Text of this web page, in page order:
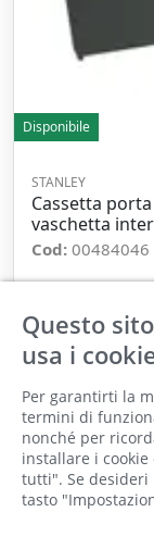
Il punto
saranno chiusi
2026 compresi.
Disponibile
STANLEY
Cassetta
vaschetta
Cod: 00484046
−
Questo sito
usa i
Per garantirti la
termini di
nonché per
installare i
tutti". Se desideri
tasto